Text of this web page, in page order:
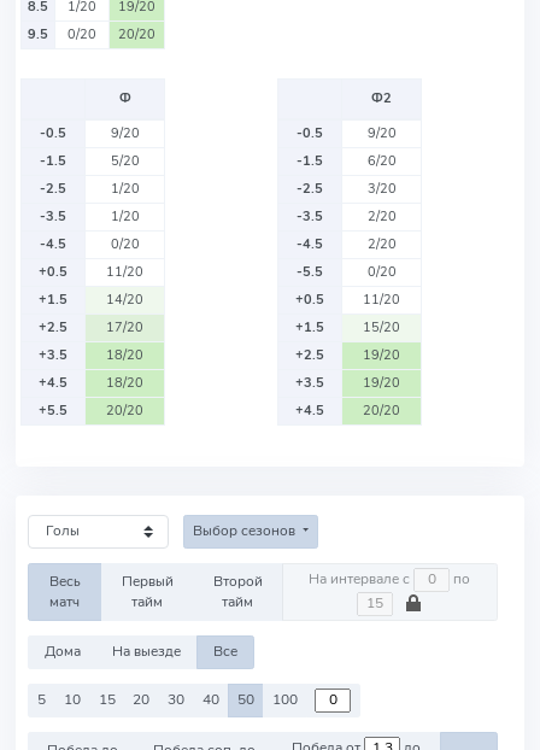
8.5 1/20
19/20
9.5
0/20 20/20
Ф
-0.5
9/20
-1.5
5/20
-2.5
1/20
-3.5
1/20
-4.5
0/20
+0.5
11/20
+1.5
14/20
+2.5
17/20
+3.5
18/20
+4.5
18/20
+5.5
20/20
Ф2
-0.5
9/20
-1.5
6/20
-2.5
3/20
-3.5
2/20
-4.5
2/20
-5.5
0/20
+0.5
11/20
+1.5
15/20
+2.5
19/20
+3.5
19/20
+4.5
20/20
Выбор сезонов
Весь
матч
Первый
тайм
Второй
тайм
На интервале с по
Дома На выезде Все
5 10 15 20 30 40 50 100